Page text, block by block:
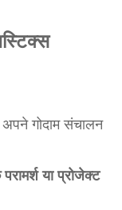
गोदाम संचालन
या प्रोजेक्ट